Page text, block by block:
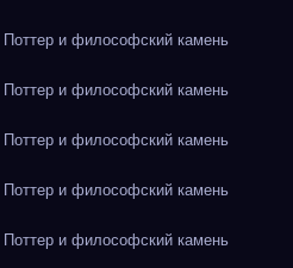
и философский камень
и философский камень
и философский камень
и философский камень
и философский камень